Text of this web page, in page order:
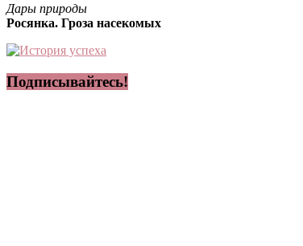
Дары природы
Росянка. Гроза насекомых
Подписывайтесь!